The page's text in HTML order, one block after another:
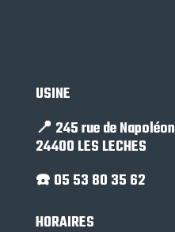
USINE
📍 245 rue de Napoléon
24400 LES LECHES
☎️ 05 53 80 35 62
HORAIRES